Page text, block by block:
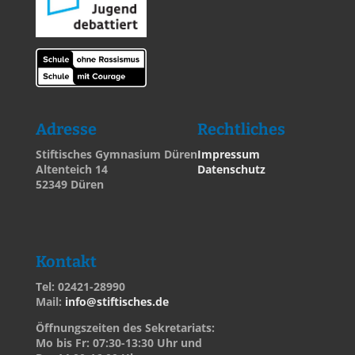
Adresse
Stiftisches Gymnasium Düren
Altenteich 14
52349 Düren
Rechtliches
Impressum
Datenschutz
Kontakt
Tel: 02421-28990
Mail: info@stiftisches.de
Öffnungszeiten des Sekretariats:
Mo bis Fr: 07:30-13:30 Uhr und